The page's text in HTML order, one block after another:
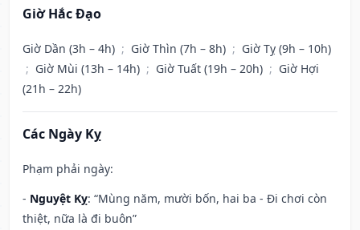
Giờ Hắc Đạo
Giờ Dần (3h – 4h) ; Giờ Thìn (7h – 8h) ; Giờ Tỵ (9h – 10h)
; Giờ Mùi (13h – 14h) ; Giờ Tuất (19h – 20h) ; Giờ Hợi
(21h – 22h)
Các Ngày Kỵ
Phạm phải ngày:
- Nguyệt Kỵ: “Mùng năm, mười bốn, hai ba - Đi chơi còn
thiệt, nữa là đi buôn”